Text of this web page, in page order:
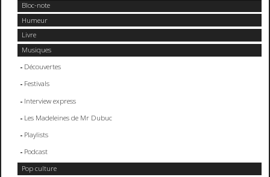
Bloc-note
Humeur
Livre
Musiques
Découvertes
Festivals
Interview express
Les Madeleines de Mr Dubuc
Playlists
Podcast
Pop culture